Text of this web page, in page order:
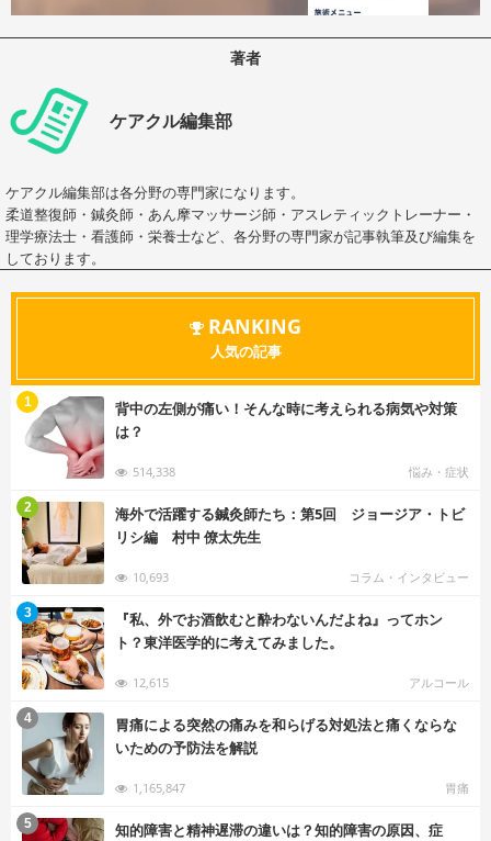
著者
ケアクル編集部
ケアクル編集部は各分野の専門家になります。
柔道整復師・鍼灸師・あん摩マッサージ師・アスレティックトレーナー・
理学療法士・看護師・栄養士など、各分野の専門家が記事執筆及び編集を
しております。
RANKING
人気の記事
背中の左側が痛い！そんな時に考えられる病気や対策
は？
514,338 悩み・症状
1
海外で活躍する鍼灸師たち：第5回 ジョージア・トビ
リシ編 村中 僚太先生
10,693 コラム・インタビュー
2
『私、外でお酒飲むと酔わないんだよね』ってホン
ト？東洋医学的に考えてみました。
12,615 アルコール
3
胃痛による突然の痛みを和らげる対処法と痛くならな
いための予防法を解説
1,165,847 胃痛
4
知的障害と精神遅滞の違いは？知的障害の原因、症
5